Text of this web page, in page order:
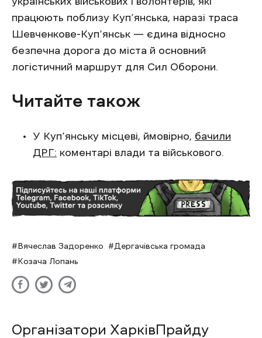
працюють поблизу Куп’янська, наразі траса
Шевченкове-Куп’янськ — єдина відносно
безпечна дорога до міста й основний
логістичний маршрут для Сил Оборони.
Читайте також
У Куп’янську місцеві, ймовірно, бачили
ДРГ: коментарі влади та військового.
Вячеслав Задоренко
Дергачівська громада
Козача Лопань
Організатори ХарківПрайду